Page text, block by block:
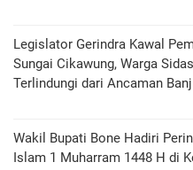
Legislator Gerindra Kawal
Sungai Cikawung, Warga
Terlindungi dari Ancaman
Wakil Bupati Bone Hadiri
Islam 1 Muharram 1448 H di